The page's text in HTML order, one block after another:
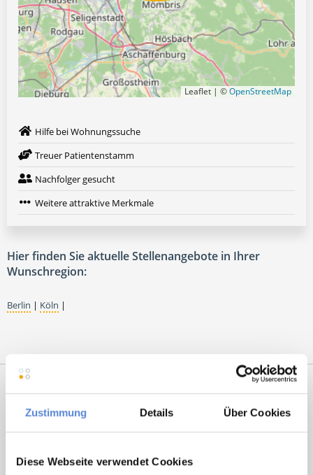
Zustimmung Details Über Cookies
Diese Webseite verwendet Cookies
Leaflet | ©OpenStreetMap
Hilfe bei Wohnungssuche
Treuer Patientenstamm
Nachfolger gesucht
Weitere attraktive Merkmale
Hier finden Sie aktuelle Stellenangebote in Ihrer
Wunschregion:
Berlin | Köln |